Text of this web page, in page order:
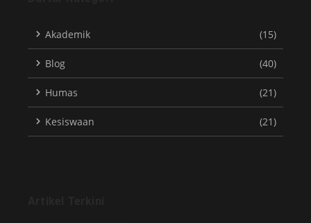
Akademik (15)
Blog (40)
Humas (21)
Kesiswaan (21)